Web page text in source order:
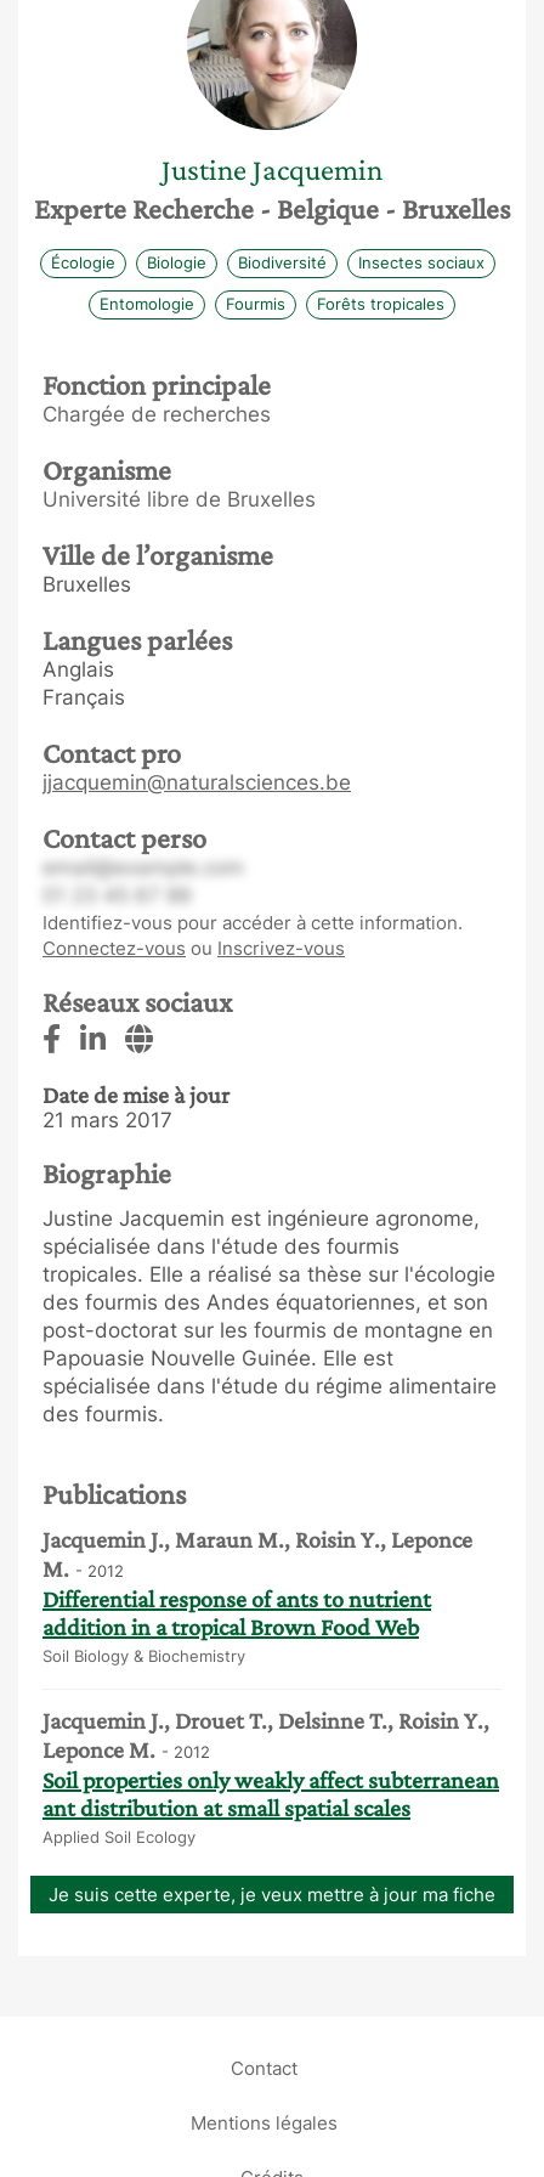
Justine Jacquemin
Experte Recherche - Belgique - Bruxelles
Écologie Biologie Biodiversité Insectes sociaux
Entomologie Fourmis Forêts tropicales
Fonction principale
Chargée de recherches
Organisme
Université libre de Bruxelles
Ville de l’organisme
Bruxelles
Langues parlées
Anglais
Français
Contact pro
jjacquemin@naturalsciences.be
Contact perso
email@example.com
Identifiez-vous pour accéder à cette information.
Connectez-vous ou Inscrivez-vous
Réseaux sociaux
Date de mise à jour
21 mars 2017
Biographie
Justine Jacquemin est ingénieure agronome,
spécialisée dans l'étude des fourmis
tropicales. Elle a réalisé sa thèse sur l'écologie
des fourmis des Andes équatoriennes, et son
post-doctorat sur les fourmis de montagne en
Papouasie Nouvelle Guinée. Elle est
spécialisée dans l'étude du régime alimentaire
des fourmis.
Publications
Jacquemin J., Maraun M., Roisin Y., Leponce
M. - 2012
Differential response of ants to nutrient
addition in a tropical Brown Food Web
Soil Biology & Biochemistry
Jacquemin J., Drouet T., Delsinne T., Roisin Y.,
Leponce M. - 2012
Soil properties only weakly affect subterranean
ant distribution at small spatial scales
Applied Soil Ecology
Je suis cette experte, je veux mettre à jour ma fiche
Contact
Mentions légales